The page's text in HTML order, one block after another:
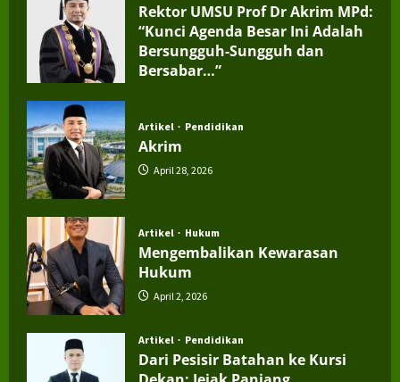
Rektor UMSU Prof Dr Akrim MPd:
“Kunci Agenda Besar Ini Adalah
Bersungguh-Sungguh dan
Bersabar…”
Artikel Pendidikan
Akrim
April 28, 2026
Artikel Hukum
Mengembalikan Kewarasan
Hukum
April 2, 2026
Artikel Pendidikan
Dari Pesisir Batahan ke Kursi